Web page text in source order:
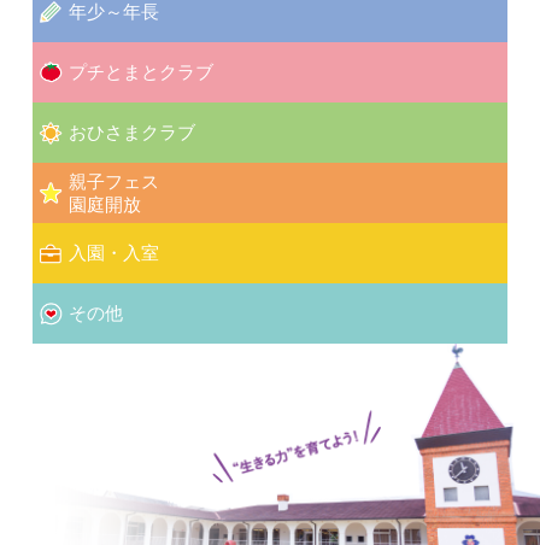
年少～年長
プチとまとクラブ
おひさまクラブ
親子フェス
園庭開放
入園・入室
その他